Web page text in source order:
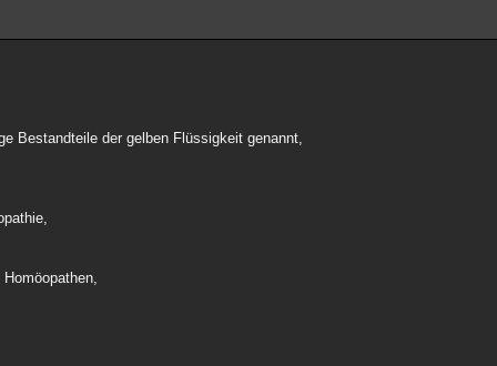
Bestandteile der gelben Flüssigkeit genannt,